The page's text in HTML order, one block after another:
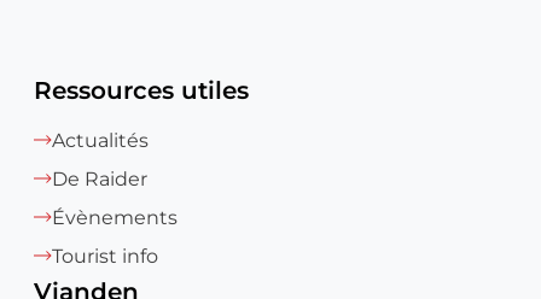
Ressources utiles
Actualités
De Raider
Évènements
Tourist info
Vianden